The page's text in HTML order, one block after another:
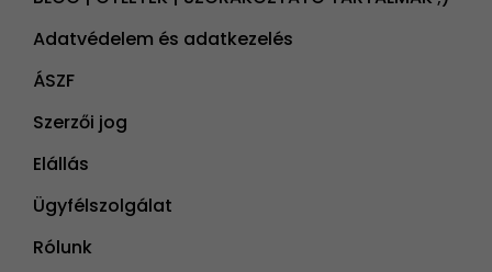
Adatvédelem és adatkezelés
ÁSZF
Szerzői jog
Elállás
Ügyfélszolgálat
Rólunk